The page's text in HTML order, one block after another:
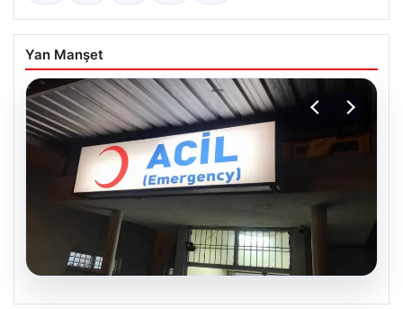
Yan Manşet
05.08.2026